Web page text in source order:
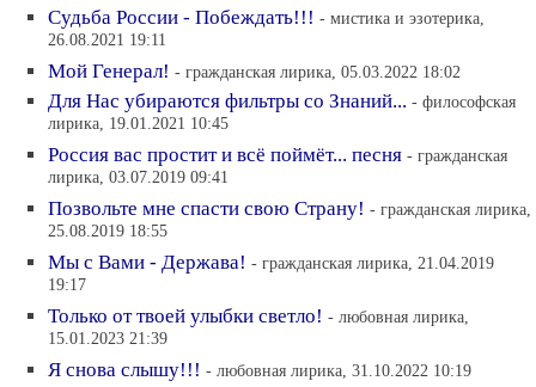
Судьба России - Побеждать!!! - мистика и эзотерика,
26.08.2021 19:11
Мой Генерал! - гражданская лирика, 05.03.2022 18:02
Для Нас убираются фильтры со Знаний... - философская
лирика, 19.01.2021 10:45
Россия вас простит и всё поймёт... песня - гражданская
лирика, 03.07.2019 09:41
Позвольте мне спасти свою Страну! - гражданская лирика,
25.08.2019 18:55
Мы с Вами - Держава! - гражданская лирика, 21.04.2019
19:17
Только от твоей улыбки светло! - любовная лирика,
15.01.2023 21:39
Я снова слышу!!! - любовная лирика, 31.10.2022 10:19